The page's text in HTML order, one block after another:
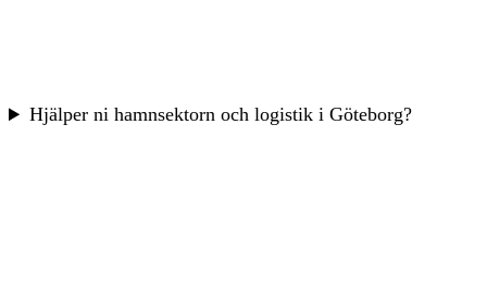
Hjälper ni hamnsektorn och logistik i Göteborg?